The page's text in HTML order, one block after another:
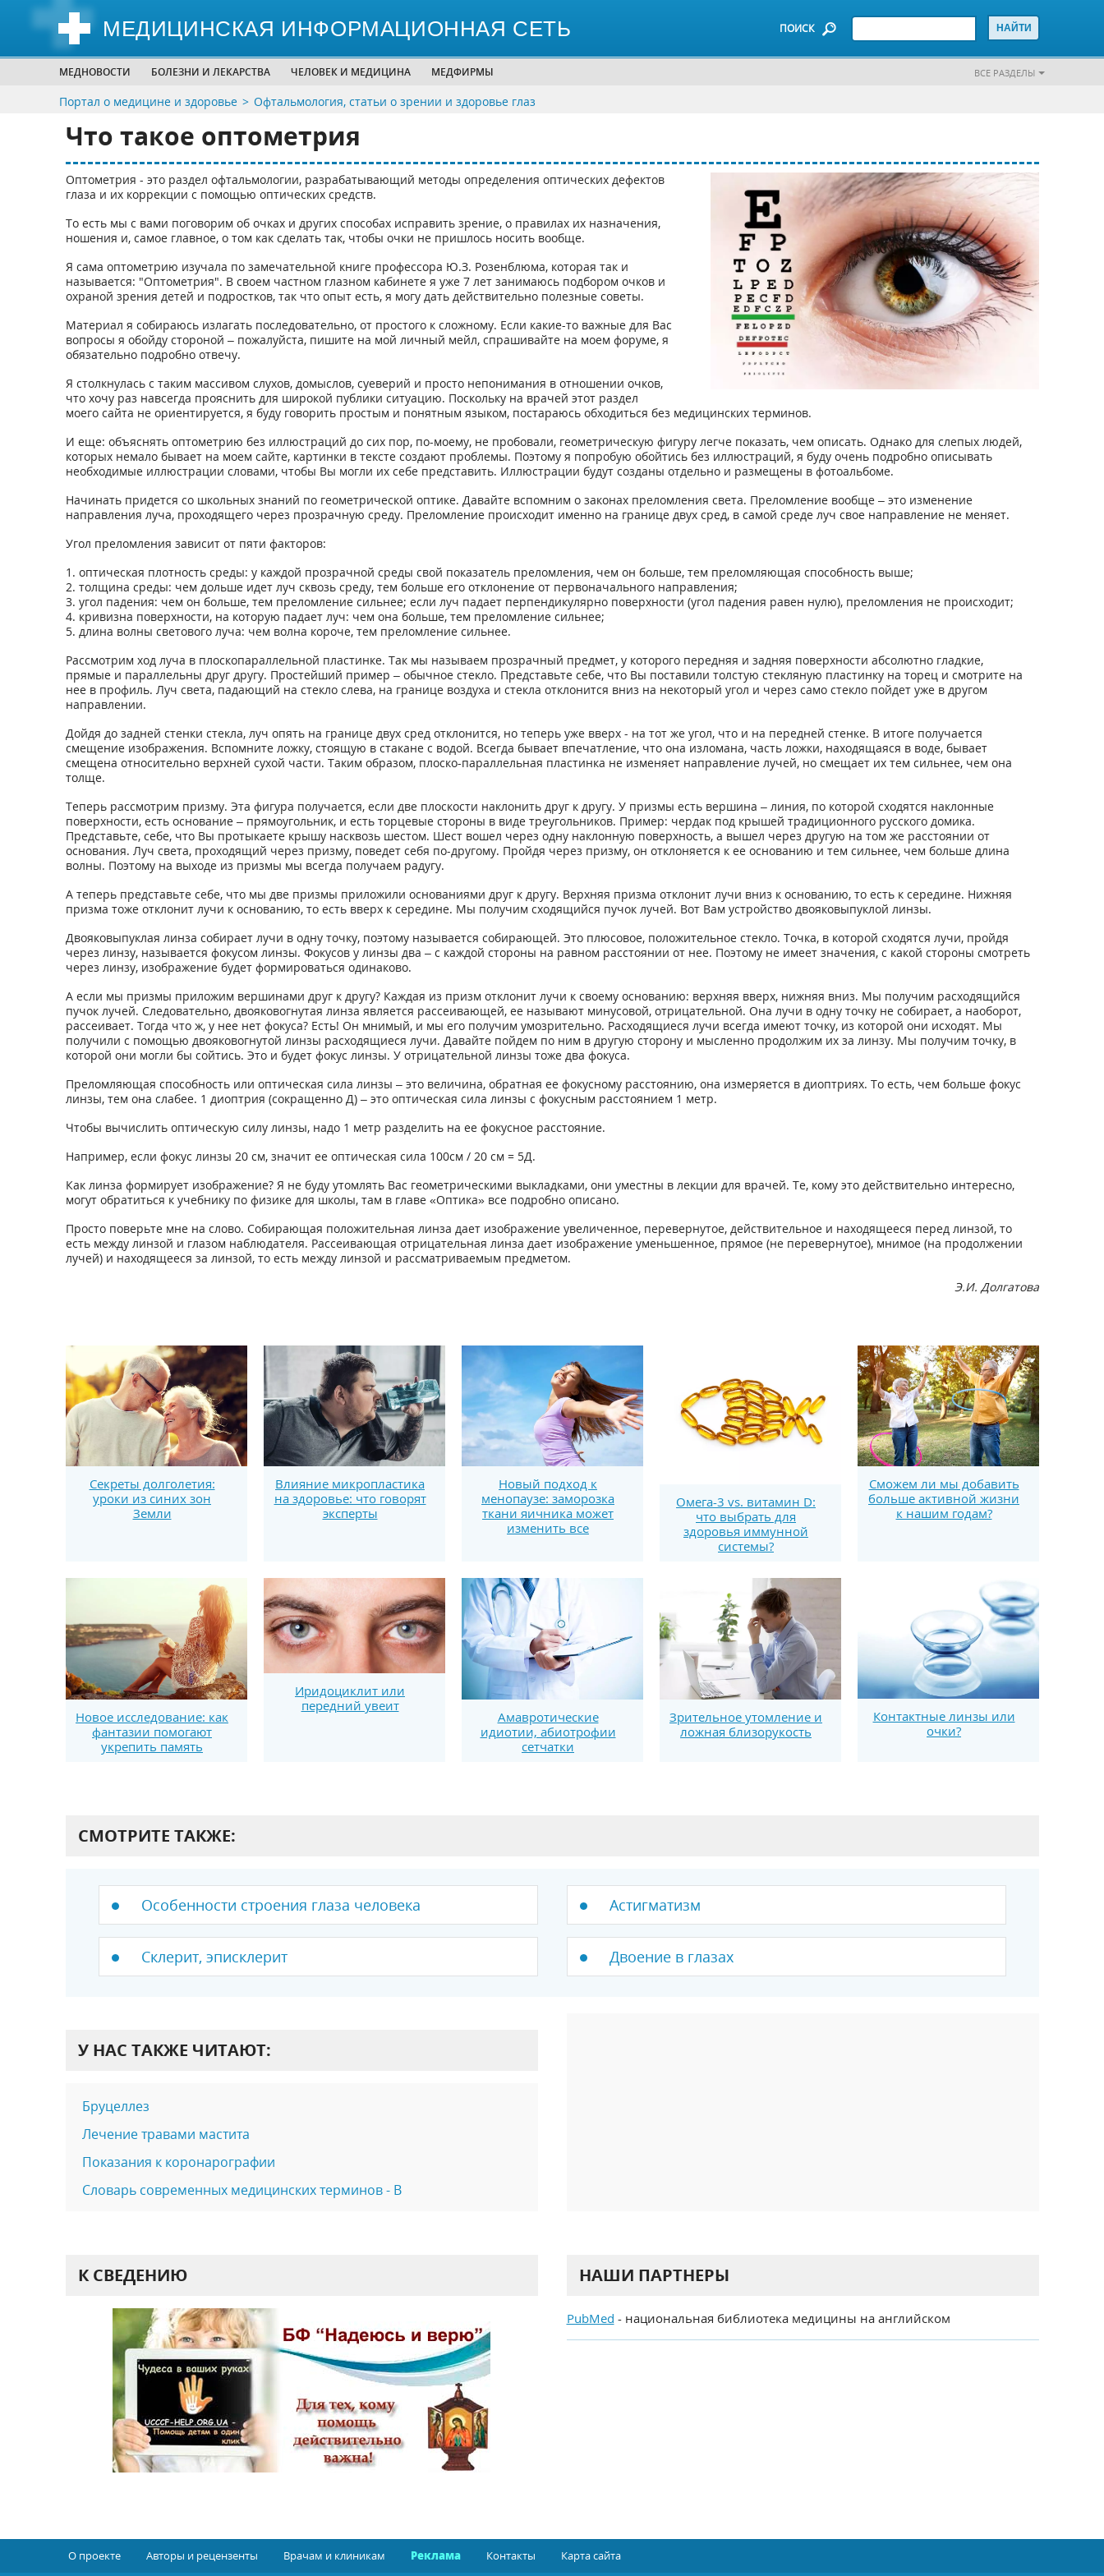
МЕДИЦИНСКАЯ ИНФОРМАЦИОННАЯ СЕТЬ ПОИСК
МЕДНОВОСТИ БОЛЕЗНИ И ЛЕКАРСТВА ЧЕЛОВЕК И МЕДИЦИНА МЕДФИРМЫ ВСЕ РАЗДЕЛЫ
Портал о медицине и здоровье Офтальмология, статьи о зрении и здоровье глаз
Что такое оптометрия
Оптометрия - это раздел офтальмологии, разрабатывающий методы определения оптических дефектов
глаза и их коррекции с помощью оптических средств.
То есть мы с вами поговорим об очках и других способах исправить зрение, о правилах их назначения,
ношения и, самое главное, о том как сделать так, чтобы очки не пришлось носить вообще.
Я сама оптометрию изучала по замечательной книге профессора Ю.З. Розенблюма, которая так и
называется: "Оптометрия". В своем частном глазном кабинете я уже 7 лет занимаюсь подбором очков и
охраной зрения детей и подростков, так что опыт есть, я могу дать действительно полезные советы.
Материал я собираюсь излагать последовательно, от простого к сложному. Если какие-то важные для Вас
вопросы я обойду стороной – пожалуйста, пишите на мой личный мейл, спрашивайте на моем форуме, я
обязательно подробно отвечу.
Я столкнулась с таким массивом слухов, домыслов, суеверий и просто непонимания в отношении очков,
что хочу раз навсегда прояснить для широкой публики ситуацию. Поскольку на врачей этот раздел
моего сайта не ориентируется, я буду говорить простым и понятным языком, постараюсь обходиться без медицинских терминов.
И еще: объяснять оптометрию без иллюстраций до сих пор, по-моему, не пробовали, геометрическую фигуру легче показать, чем описать. Однако для слепых людей,
которых немало бывает на моем сайте, картинки в тексте создают проблемы. Поэтому я попробую обойтись без иллюстраций, я буду очень подробно описывать
необходимые иллюстрации словами, чтобы Вы могли их себе представить. Иллюстрации будут созданы отдельно и размещены в фотоальбоме.
Начинать придется со школьных знаний по геометрической оптике. Давайте вспомним о законах преломления света. Преломление вообще – это изменение
направления луча, проходящего через прозрачную среду. Преломление происходит именно на границе двух сред, в самой среде луч свое направление не меняет.
Угол преломления зависит от пяти факторов:
1. оптическая плотность среды: у каждой прозрачной среды свой показатель преломления, чем он больше, тем преломляющая способность выше;
2. толщина среды: чем дольше идет луч сквозь среду, тем больше его отклонение от первоначального направления;
3. угол падения: чем он больше, тем преломление сильнее; если луч падает перпендикулярно поверхности (угол падения равен нулю), преломления не происходит;
4. кривизна поверхности, на которую падает луч: чем она больше, тем преломление сильнее;
5. длина волны светового луча: чем волна короче, тем преломление сильнее.
Рассмотрим ход луча в плоскопараллельной пластинке. Так мы называем прозрачный предмет, у которого передняя и задняя поверхности абсолютно гладкие,
прямые и параллельны друг другу. Простейший пример – обычное стекло. Представьте себе, что Вы поставили толстую стекляную пластинку на торец и смотрите на
нее в профиль. Луч света, падающий на стекло слева, на границе воздуха и стекла отклонится вниз на некоторый угол и через само стекло пойдет уже в другом
направлении.
Дойдя до задней стенки стекла, луч опять на границе двух сред отклонится, но теперь уже вверх - на тот же угол, что и на передней стенке. В итоге получается
смещение изображения. Вспомните ложку, стоящую в стакане с водой. Всегда бывает впечатление, что она изломана, часть ложки, находящаяся в воде, бывает
смещена относительно верхней сухой части. Таким образом, плоско-параллельная пластинка не изменяет направление лучей, но смещает их тем сильнее, чем она
толще.
Теперь рассмотрим призму. Эта фигура получается, если две плоскости наклонить друг к другу. У призмы есть вершина – линия, по которой сходятся наклонные
поверхности, есть основание – прямоугольник, и есть торцевые стороны в виде треугольников. Пример: чердак под крышей традиционного русского домика.
Представьте, себе, что Вы протыкаете крышу насквозь шестом. Шест вошел через одну наклонную поверхность, а вышел через другую на том же расстоянии от
основания. Луч света, проходящий через призму, поведет себя по-другому. Пройдя через призму, он отклоняется к ее основанию и тем сильнее, чем больше длина
волны. Поэтому на выходе из призмы мы всегда получаем радугу.
А теперь представьте себе, что мы две призмы приложили основаниями друг к другу. Верхняя призма отклонит лучи вниз к основанию, то есть к середине. Нижняя
призма тоже отклонит лучи к основанию, то есть вверх к середине. Мы получим сходящийся пучок лучей. Вот Вам устройство двояковыпуклой линзы.
Двояковыпуклая линза собирает лучи в одну точку, поэтому называется собирающей. Это плюсовое, положительное стекло. Точка, в которой сходятся лучи, пройдя
через линзу, называется фокусом линзы. Фокусов у линзы два – с каждой стороны на равном расстоянии от нее. Поэтому не имеет значения, с какой стороны смотреть
через линзу, изображение будет формироваться одинаково.
А если мы призмы приложим вершинами друг к другу? Каждая из призм отклонит лучи к своему основанию: верхняя вверх, нижняя вниз. Мы получим расходящийся
пучок лучей. Следовательно, двояковогнутая линза является рассеивающей, ее называют минусовой, отрицательной. Она лучи в одну точку не собирает, а наоборот,
рассеивает. Тогда что ж, у нее нет фокуса? Есть! Он мнимый, и мы его получим умозрительно. Расходящиеся лучи всегда имеют точку, из которой они исходят. Мы
получили с помощью двояковогнутой линзы расходящиеся лучи. Давайте пойдем по ним в другую сторону и мысленно продолжим их за линзу. Мы получим точку, в
которой они могли бы сойтись. Это и будет фокус линзы. У отрицательной линзы тоже два фокуса.
Преломляющая способность или оптическая сила линзы – это величина, обратная ее фокусному расстоянию, она измеряется в диоптриях. То есть, чем больше фокус
линзы, тем она слабее. 1 диоптрия (сокращенно Д) – это оптическая сила линзы с фокусным расстоянием 1 метр.
Чтобы вычислить оптическую силу линзы, надо 1 метр разделить на ее фокусное расстояние.
Например, если фокус линзы 20 см, значит ее оптическая сила 100см / 20 см = 5Д.
Как линза формирует изображение? Я не буду утомлять Вас геометрическими выкладками, они уместны в лекции для врачей. Те, кому это действительно интересно,
могут обратиться к учебнику по физике для школы, там в главе «Оптика» все подробно описано.
Просто поверьте мне на слово. Собирающая положительная линза дает изображение увеличенное, перевернутое, действительное и находящееся перед линзой, то
есть между линзой и глазом наблюдателя. Рассеивающая отрицательная линза дает изображение уменьшенное, прямое (не перевернутое), мнимое (на продолжении
лучей) и находящееся за линзой, то есть между линзой и рассматриваемым предметом.
Э.И. Долгатова
Секреты долголетия:
уроки из синих зон
Земли
Влияние микропластика
на здоровье: что говорят
эксперты
Новый подход к
менопаузе: заморозка
ткани яичника может
изменить все
Омега-3 vs. витамин D:
что выбрать для
здоровья иммунной
системы?
Сможем ли мы добавить
больше активной жизни
к нашим годам?
Новое исследование: как
фантазии помогают
укрепить память
Иридоциклит или
передний увеит
Амавротические
идиотии, абиотрофии
сетчатки
Зрительное утомление и
ложная близорукость
Контактные линзы или
очки?
СМОТРИТЕ ТАКЖЕ:
Особенности строения глаза человека Астигматизм
Склерит, эписклерит Двоение в глазах
У НАС ТАКЖЕ ЧИТАЮТ:
Бруцеллез
Лечение травами мастита
Показания к коронарографии
Словарь современных медицинских терминов - В
К СВЕДЕНИЮ НАШИ ПАРТНЕРЫ
PubMed - национальная библиотека медицины на английском
О проекте Авторы и рецензенты Врачам и клиникам Реклама Контакты Карта сайта